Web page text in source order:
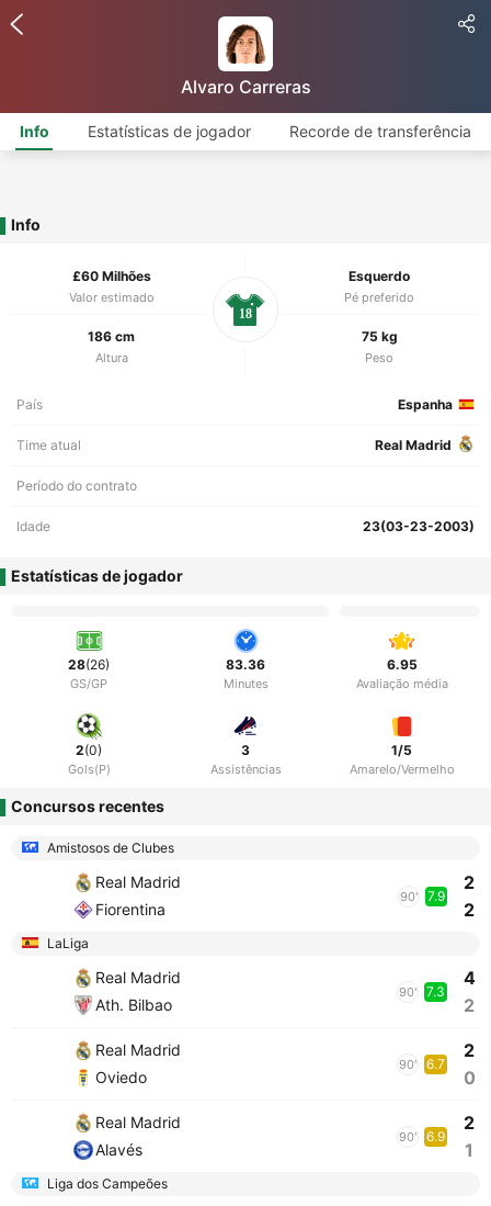
Alvaro Carreras
Info Estatísticas de jogador Recorde de transferência
Info
£60 Milhões
Valor estimado
Esquerdo
Pé preferido
186 cm
Altura
75 kg
Peso
18
País Espanha
Time atual Real Madrid
Período do contrato
Idade 23(03-23-2003)
Estatísticas de jogador
28(26)
GS/GP
83.36
Minutes
6.95
Avaliação média
2(0)
Gols(P)
3
Assistências
1/5
Amarelo/Vermelho
Concursos recentes
Amistosos de Clubes
Real Madrid
Fiorentina
90' 7.9
2
2
LaLiga
Real Madrid
Ath. Bilbao
90' 7.3
4
2
Real Madrid
Oviedo
90' 6.7
2
0
Real Madrid
Alavés
90' 6.9
2
1
Liga dos Campeões